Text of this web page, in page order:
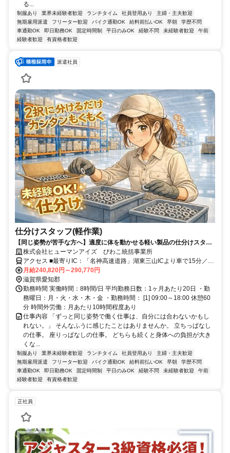
る...
制服あり 業界未経験者歓迎 ランチタイム 社員登用あり
主婦・主夫歓迎
無期雇用派遣
フリーター歓迎 バイク通勤OK 給料前払いOK 早朝
学歴不問
車通勤OK
即日勤務OK 固定時間制 平日のみOK 経験不問 未経験者歓迎
午前
経験者歓迎
有資格者歓迎
派遣社員
仕分けスタッフ(軽作業)
【同じ姿勢が苦手な方へ】適度に体を動かせる軽い製品の仕分けスタッ
フ｜日勤のみ×土日祝休み×未経験歓迎
株式会社ヒューマンアイズ びわこ統括事業所
アクセス ■最寄りIC：「名神高速道路」湖東三山ICより車で15分／八
日市ICより車で30分 ■最寄り駅：近江鉄道「愛知川駅」から車5分
月給240,820円～290,770円
滋賀県愛知郡
勤務時間 実働時間：8時間/日 平均勤務日数：1ヶ月あたり20日 ・勤
務曜日：月・火・水・木・金 ・勤務時間： [1] 09:00～18:00 休憩60
分 時間外労働：月あたり10時間程度あり
仕事内容 「ずっと同じ姿勢で働く仕事は、自分には合わないかもし
れない。」 そんなふうに感じたことはありませんか。 立ちっぱなし
の仕事。 座りっぱなしの仕事。 どちらも続くと身体への負担が大き
くな...
制服あり 業界未経験者歓迎 ランチタイム 社員登用あり
主婦・主夫歓迎
無期雇用派遣
フリーター歓迎 バイク通勤OK 給料前払いOK 早朝
学歴不問
車通勤OK
即日勤務OK 固定時間制 平日のみOK 経験不問 未経験者歓迎
午前
経験者歓迎
有資格者歓迎
正社員